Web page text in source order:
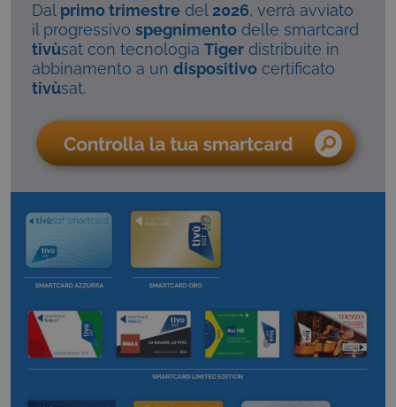
Dal primo trimestre del2026, verrà avviato
il progressivo spegnimento delle smartcard
tivùsat con tecnologia Tiger distribuite in
abbinamento a un dispositivo certificato
tivùsat.